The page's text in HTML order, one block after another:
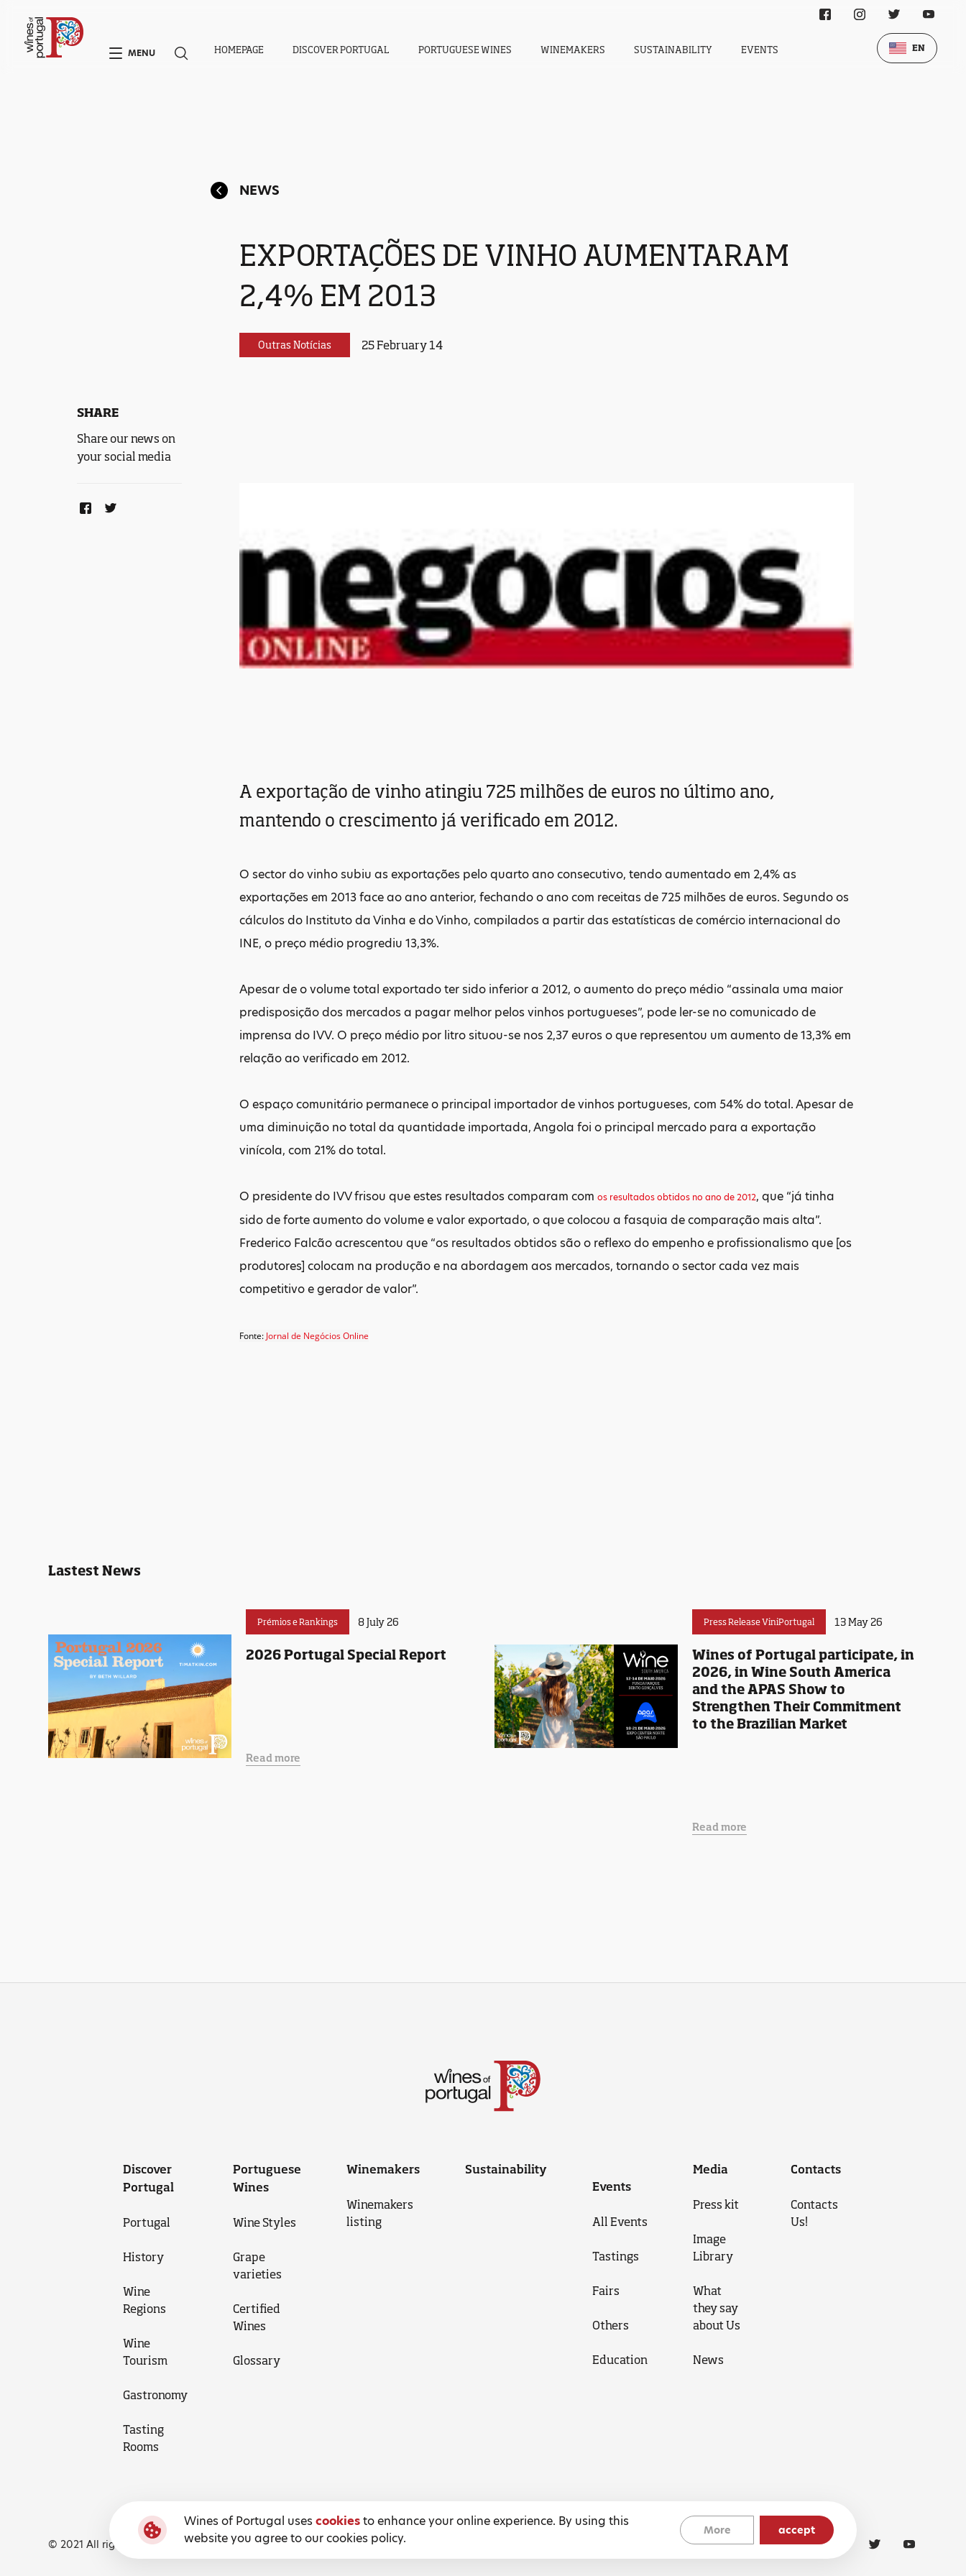
NEWS
EXPORTAÇÕES DE VINHO AUMENTARAM
2,4% EM 2013
Outras Notícias 25 February 14
SHARE
Share our news on
your social media
A exportação de vinho atingiu 725 milhões de euros no último ano,
mantendo o crescimento já verificado em 2012.
O sector do vinho subiu as exportações pelo quarto ano consecutivo, tendo aumentado em 2,4% as
exportações em 2013 face ao ano anterior, fechando o ano com receitas de 725 milhões de euros. Segundo os
cálculos do Instituto da Vinha e do Vinho, compilados a partir das estatísticas de comércio internacional do
INE, o preço médio progrediu 13,3%.
Apesar de o volume total exportado ter sido inferior a 2012, o aumento do preço médio “assinala uma maior
predisposição dos mercados a pagar melhor pelos vinhos portugueses”, pode ler-se no comunicado de
imprensa do IVV. O preço médio por litro situou-se nos 2,37 euros o que representou um aumento de 13,3% em
relação ao verificado em 2012.
O espaço comunitário permanece o principal importador de vinhos portugueses, com 54% do total. Apesar de
uma diminuição no total da quantidade importada, Angola foi o principal mercado para a exportação
vinícola, com 21% do total.
O presidente do IVV frisou que estes resultados comparam comos resultados obtidos no ano de 2012, que “já tinha
sido de forte aumento do volume e valor exportado, o que colocou a fasquia de comparação mais alta”.
Frederico Falcão acrescentou que “os resultados obtidos são o reflexo do empenho e profissionalismo que [os
produtores] colocam na produção e na abordagem aos mercados, tornando o sector cada vez mais
competitivo e gerador de valor”.
Fonte: Jornal de Negócios Online
Lastest News
Prémios e Rankings 8 July 26
2026 Portugal Special Report
Read more
Press Release ViniPortugal 13 May 26
Wines of Portugal participate, in
2026, in Wine South America
and the APAS Show to
Strengthen Their Commitment
to the Brazilian Market
Read more
MENU HOMEPAGE DISCOVER PORTUGAL PORTUGUESE WINES WINEMAKERS SUSTAINABILITY EVENTS EN
Wines of Portugal uses cookiesto enhance your online experience. By using this
website you agree to our cookies policy.
More accept
Discover
Portugal
Portugal
History
Wine
Regions
Wine
Tourism
Gastronomy
Tasting
Rooms
Portuguese
Wines
Wine Styles
Grape
varieties
Certified
Wines
Glossary
Winemakers
Winemakers
listing
Sustainability
Events
All Events
Tastings
Fairs
Others
Education
Media
Press kit
Image
Library
What
they say
about Us
News
Contacts
Contacts
Us!
© 2021 All rights reserved, Wines of Portugal Cookies Policy